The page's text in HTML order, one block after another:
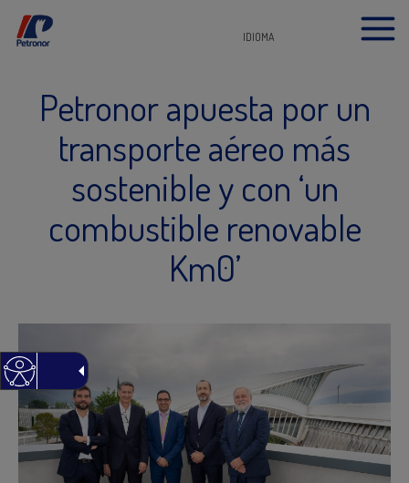
IDIOMA
Petronor apuesta por un
transporte aéreo más
sostenible y con ‘un
combustible renovable
Km0’